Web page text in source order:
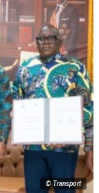
© Transport